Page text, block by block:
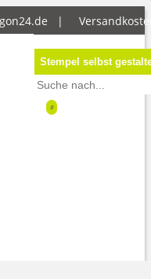
|
Stempel selbst
0